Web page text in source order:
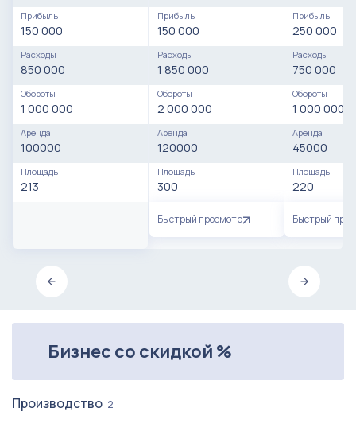
Прибыль
150 000
Расходы
850 000
Обороты
1 000 000
Аренда
100000
Площадь
213
Прибыль
150 000
Расходы
1 850 000
Обороты
2 000 000
Аренда
120000
Площадь
300
Быстрый просмотр
Прибыль
250 000
Расходы
750 000
Обороты
1 000 000
Аренда
45000
Площадь
220
Быстрый
Бизнес со скидкой %
Производство 2